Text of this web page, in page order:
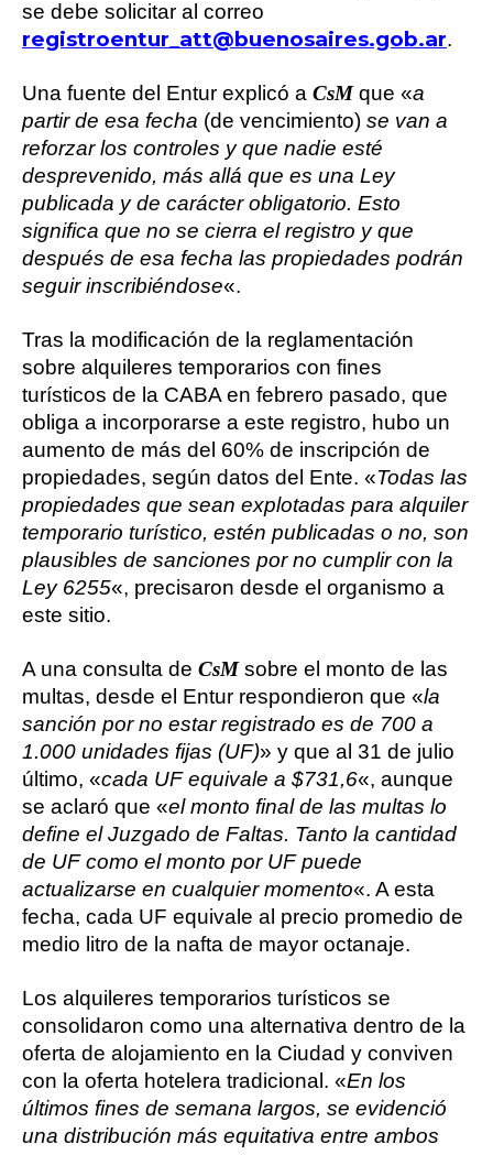
se debe solicitar al correo
registroentur_att@buenosaires.gob.ar.
Una fuente del Entur explicó a CsM que «a
partir de esa fecha (de vencimiento) se van a
reforzar los controles y que nadie esté
desprevenido, más allá que es una Ley
publicada y de carácter obligatorio. Esto
significa que no se cierra el registro y que
después de esa fecha las propiedades podrán
seguir inscribiéndose«.
Tras la modificación de la reglamentación
sobre alquileres temporarios con fines
turísticos de la CABA en febrero pasado, que
obliga a incorporarse a este registro, hubo un
aumento de más del 60% de inscripción de
propiedades, según datos del Ente. «Todas las
propiedades que sean explotadas para alquiler
temporario turístico, estén publicadas o no, son
plausibles de sanciones por no cumplir con la
Ley 6255«, precisaron desde el organismo a
este sitio.
A una consulta de CsM sobre el monto de las
multas, desde el Entur respondieron que «la
sanción por no estar registrado es de 700 a
1.000 unidades fijas (UF)» y que al 31 de julio
último, «cada UF equivale a $731,6«, aunque
se aclaró que «el monto final de las multas lo
define el Juzgado de Faltas. Tanto la cantidad
de UF como el monto por UF puede
actualizarse en cualquier momento«. A esta
fecha, cada UF equivale al precio promedio de
medio litro de la nafta de mayor octanaje.
Los alquileres temporarios turísticos se
consolidaron como una alternativa dentro de la
oferta de alojamiento en la Ciudad y conviven
con la oferta hotelera tradicional. «En los
últimos fines de semana largos, se evidenció
una distribución más equitativa entre ambos